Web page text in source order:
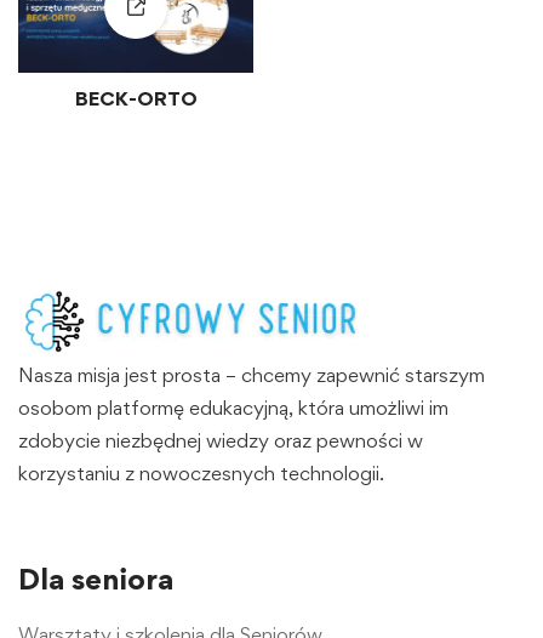
BECK-ORTO
Nasza misja jest prosta – chcemy zapewnić starszym
osobom platformę edukacyjną, która umożliwi im
zdobycie niezbędnej wiedzy oraz pewności w
korzystaniu z nowoczesnych technologii.
Dla seniora